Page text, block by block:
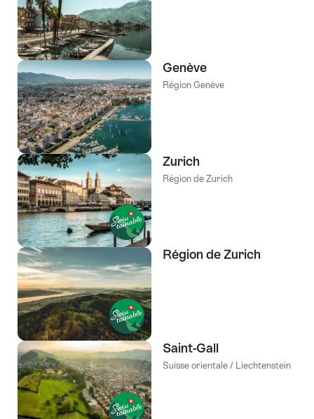
Genève
Région Genève
Zurich
Région de Zurich
Région de Zurich
Saint-Gall
Suisse orientale / Liechtenstein